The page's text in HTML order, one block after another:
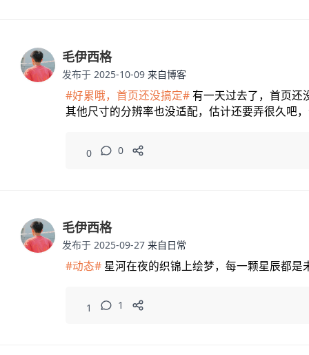
毛伊西格
发布于 2025-10-09 来自博客
#好累哦，首页还没搞定#有一天过去了，首页还
其他尺寸的分辨率也没适配，估计还要弄很久吧
0 0
毛伊西格
发布于 2025-09-27 来自日常
#动态# 星河在夜的织锦上绘梦，每一颗星辰都是
1 1